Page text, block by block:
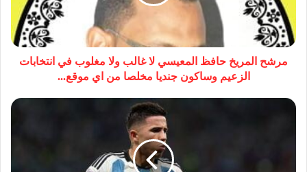
مرشح المريخ حافظ المعيسي لا غالب ولا مغلوب في انتخابات
الزعيم وساكون جنديا مخلصا من اي موقع...